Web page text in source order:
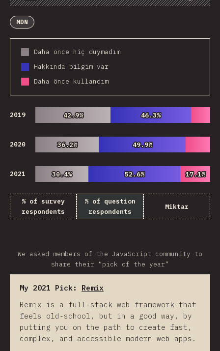
Chart Data Share Customize Data
Comments
MDN
Daha önce hiç duymadım
Hakkında bilgim var
Daha önce kullandım
2019 42.9%
42.9% 46.3%
46.3%
2020 36.2%
36.2% 49.9%
49.9%
2021 30.4%
30.4% 52.6%
52.6% 17.1%
17.1%
% of survey
respondents
% of question
respondents
Miktar
We asked members of the JavaScript community to
share their “pick of the year”
My 2021 Pick: Remix
Remix is a full-stack web framework that
feels old-school, but in a good way, by
putting you on the path to create fast,
complex, and accessible modern web apps.